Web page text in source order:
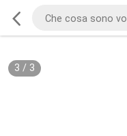
3 / 3